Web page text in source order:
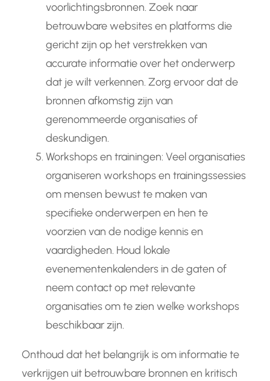
voorlichtingsbronnen. Zoek naar
betrouwbare websites en platforms die
gericht zijn op het verstrekken van
accurate informatie over het onderwerp
dat je wilt verkennen. Zorg ervoor dat de
bronnen afkomstig zijn van
gerenommeerde organisaties of
deskundigen.
Workshops en trainingen: Veel organisaties
organiseren workshops en trainingssessies
om mensen bewust te maken van
specifieke onderwerpen en hen te
voorzien van de nodige kennis en
vaardigheden. Houd lokale
evenementenkalenders in de gaten of
neem contact op met relevante
organisaties om te zien welke workshops
beschikbaar zijn.
Onthoud dat het belangrijk is om informatie te
verkrijgen uit betrouwbare bronnen en kritisch